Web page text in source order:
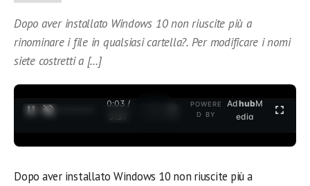
Dopo aver installato Windows 10 non riuscite più a
rinominare i file in qualsiasi cartella?. Per modificare i nomi
siete costretti a […]
0:04 /
3:37
POWERE
D BY
AdhubM
edia
Dopo aver installato Windows 10 non riuscite più a